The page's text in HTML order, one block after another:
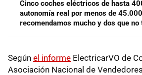
Cinco coches eléctricos de hasta
autonomía real por menos de
recomendamos mucho y dos que no
Según el informe ElectricarVO de
Asociación Nacional de